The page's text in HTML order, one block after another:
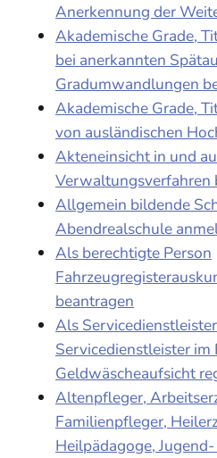
Anerkennung der
Akademische Grade,
bei anerkannten
Gradumwandlungen
Akademische Grade,
von ausländischen
Akteneinsicht in und
Verwaltungsverfahren
Allgemein bildende
Abendrealschule
Als berechtigte Person
beantragen
Als
Servicedienstleister im
Geldwäscheaufsicht
Altenpfleger,
Familienpfleger,
Heilpädagoge,